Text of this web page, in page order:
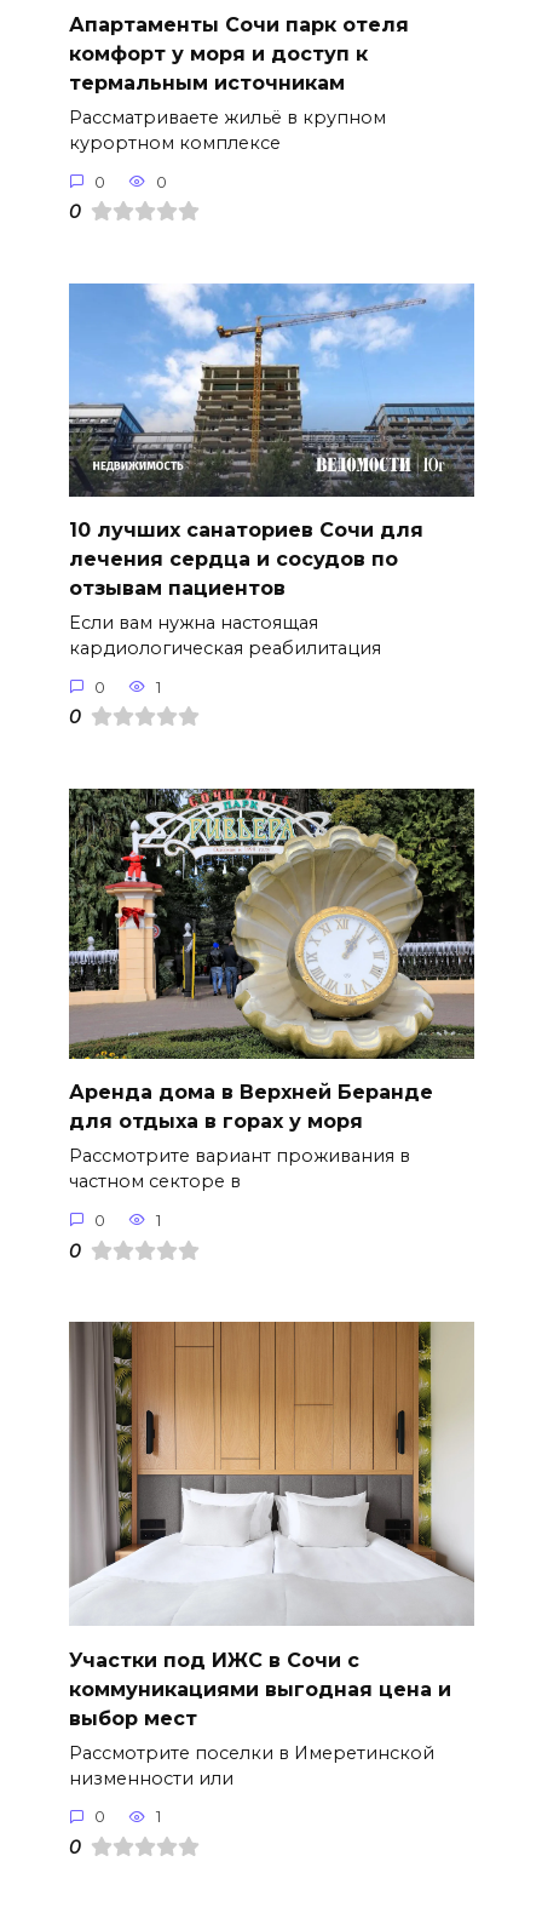
Апартаменты Сочи парк отеля
комфорт у моря и доступ к
термальным источникам
Рассматриваете жильё в крупном
курортном комплексе
0 0
0
10 лучших санаториев Сочи для
лечения сердца и сосудов по
отзывам пациентов
Если вам нужна настоящая
кардиологическая реабилитация
0 1
0
Аренда дома в Верхней Беранде
для отдыха в горах у моря
Рассмотрите вариант проживания в
частном секторе в
0 1
0
Участки под ИЖС в Сочи с
коммуникациями выгодная цена и
выбор мест
Рассмотрите поселки в Имеретинской
низменности или
0 1
0